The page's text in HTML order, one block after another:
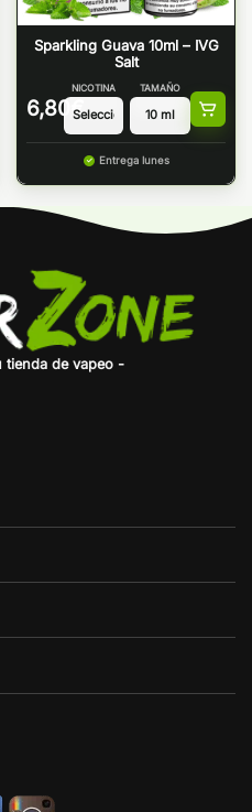
Sparkling Guava 10ml – IVG
Salt
6,80 €
NICOTINA TAMAÑO
Entrega lunes
tienda de vapeo -